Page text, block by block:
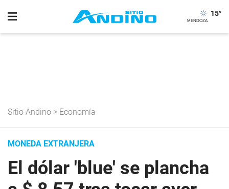
15°
Sitio Andino > Economía
MONEDA EXTRANJERA
El dólar 'blue' se plancha